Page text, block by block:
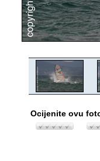
Ocijenite ovu